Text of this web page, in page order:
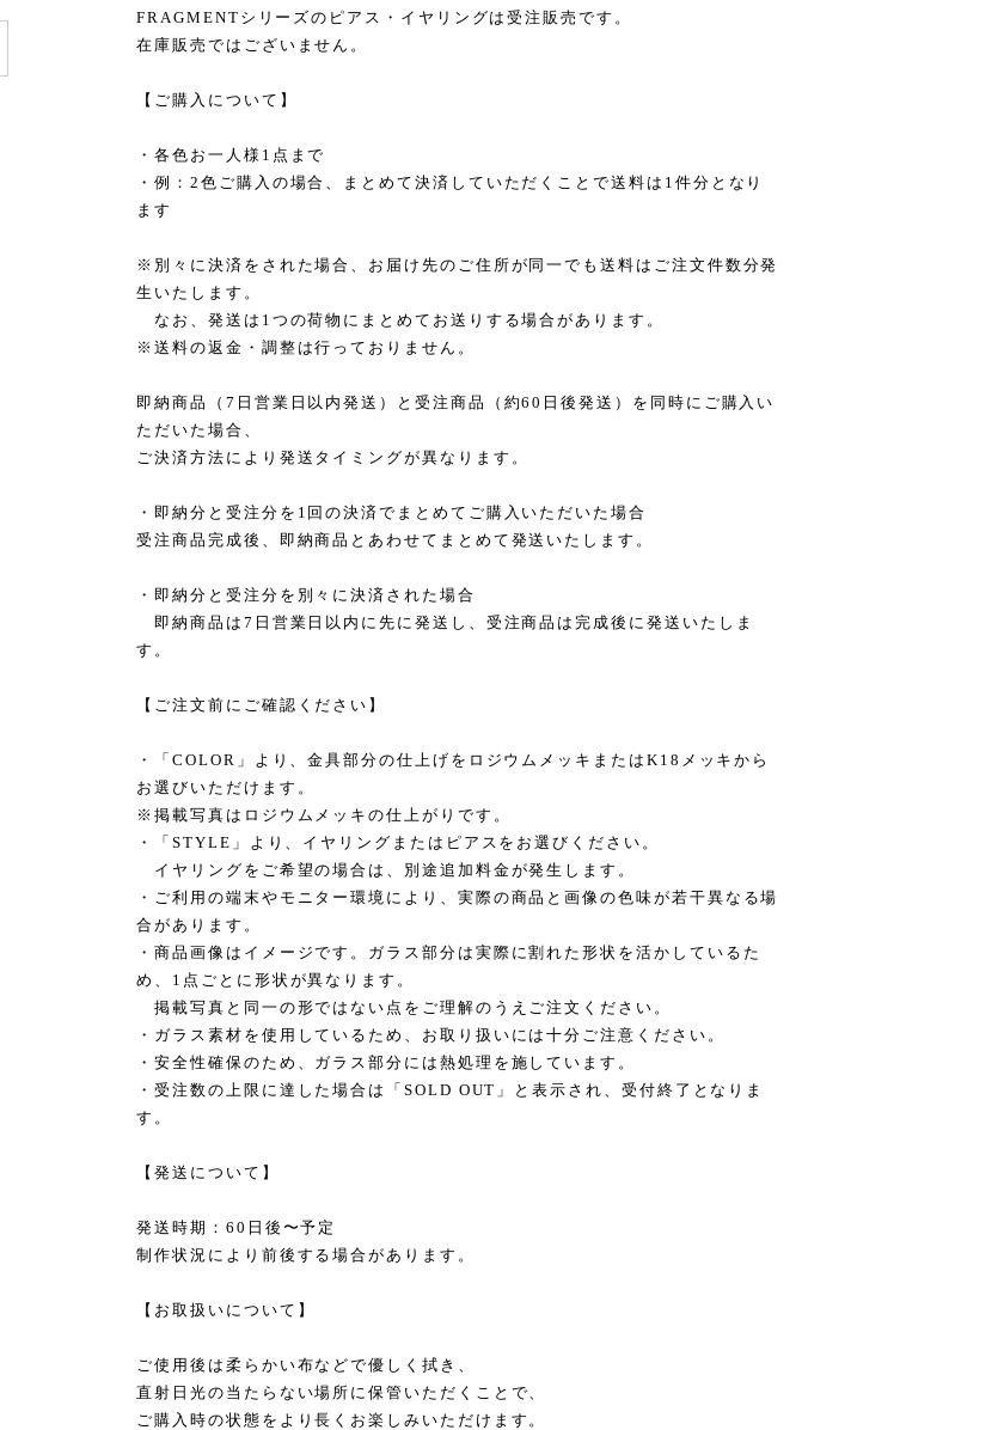
FRAGMENTシリーズのピアス・イヤリングは受注販売です。
在庫販売ではございません。
【ご購入について】
・各色お一人様1点まで
・例：2色ご購入の場合、まとめて決済していただくことで送料は1件分となり
ます
※別々に決済をされた場合、お届け先のご住所が同一でも送料はご注文件数分発
生いたします。
なお、発送は1つの荷物にまとめてお送りする場合があります。
※送料の返金・調整は行っておりません。
即納商品（7日営業日以内発送）と受注商品（約60日後発送）を同時にご購入い
ただいた場合、
ご決済方法により発送タイミングが異なります。
・即納分と受注分を1回の決済でまとめてご購入いただいた場合
受注商品完成後、即納商品とあわせてまとめて発送いたします。
・即納分と受注分を別々に決済された場合
即納商品は7日営業日以内に先に発送し、受注商品は完成後に発送いたしま
す。
【ご注文前にご確認ください】
・「COLOR」より、金具部分の仕上げをロジウムメッキまたはK18メッキから
お選びいただけます。
※掲載写真はロジウムメッキの仕上がりです。
・「STYLE」より、イヤリングまたはピアスをお選びください。
イヤリングをご希望の場合は、別途追加料金が発生します。
・ご利用の端末やモニター環境により、実際の商品と画像の色味が若干異なる場
合があります。
・商品画像はイメージです。ガラス部分は実際に割れた形状を活かしているた
め、1点ごとに形状が異なります。
掲載写真と同一の形ではない点をご理解のうえご注文ください。
・ガラス素材を使用しているため、お取り扱いには十分ご注意ください。
・安全性確保のため、ガラス部分には熱処理を施しています。
・受注数の上限に達した場合は「SOLD OUT」と表示され、受付終了となりま
す。
【発送について】
発送時期：60日後〜予定
制作状況により前後する場合があります。
【お取扱いについて】
ご使用後は柔らかい布などで優しく拭き、
直射日光の当たらない場所に保管いただくことで、
ご購入時の状態をより長くお楽しみいただけます。